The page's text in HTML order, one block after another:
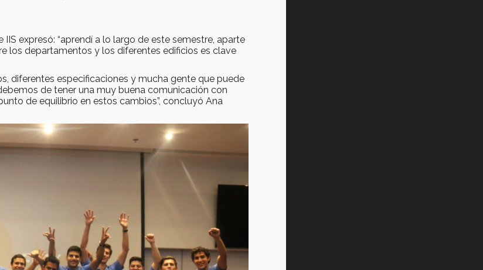
expresó: “aprendí a lo largo de este semestre, aparte
los departamentos y los diferentes edificios es clave
diferentes especificaciones y mucha gente que puede
de tener una muy buena comunicación con
de equilibrio en estos cambios”, concluyó Ana